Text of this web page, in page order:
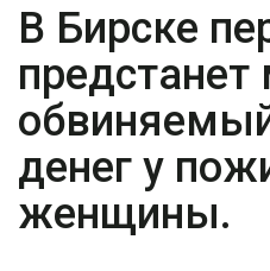
В Бирске
денег у
женщины.